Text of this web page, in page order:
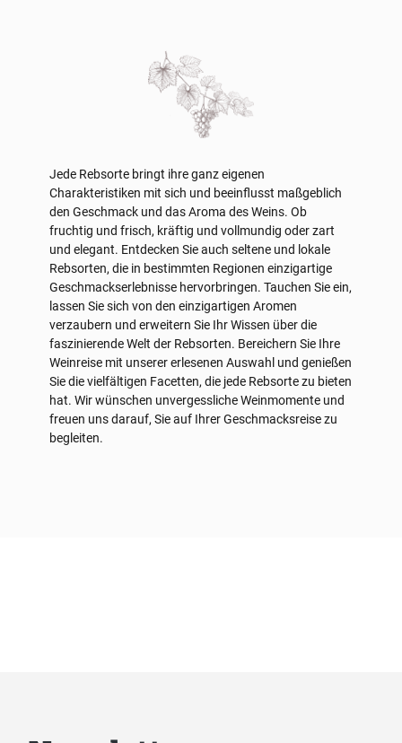
Jede Rebsorte bringt ihre ganz eigenen
Charakteristiken mit sich und beeinflusst maßgeblich
den Geschmack und das Aroma des Weins. Ob
fruchtig und frisch, kräftig und vollmundig oder zart
und elegant. Entdecken Sie auch seltene und lokale
Rebsorten, die in bestimmten Regionen einzigartige
Geschmackserlebnisse hervorbringen. Tauchen Sie ein,
lassen Sie sich von den einzigartigen Aromen
verzaubern und erweitern Sie Ihr Wissen über die
faszinierende Welt der Rebsorten. Bereichern Sie Ihre
Weinreise mit unserer erlesenen Auswahl und genießen
Sie die vielfältigen Facetten, die jede Rebsorte zu bieten
hat. Wir wünschen unvergessliche Weinmomente und
freuen uns darauf, Sie auf Ihrer Geschmacksreise zu
begleiten.